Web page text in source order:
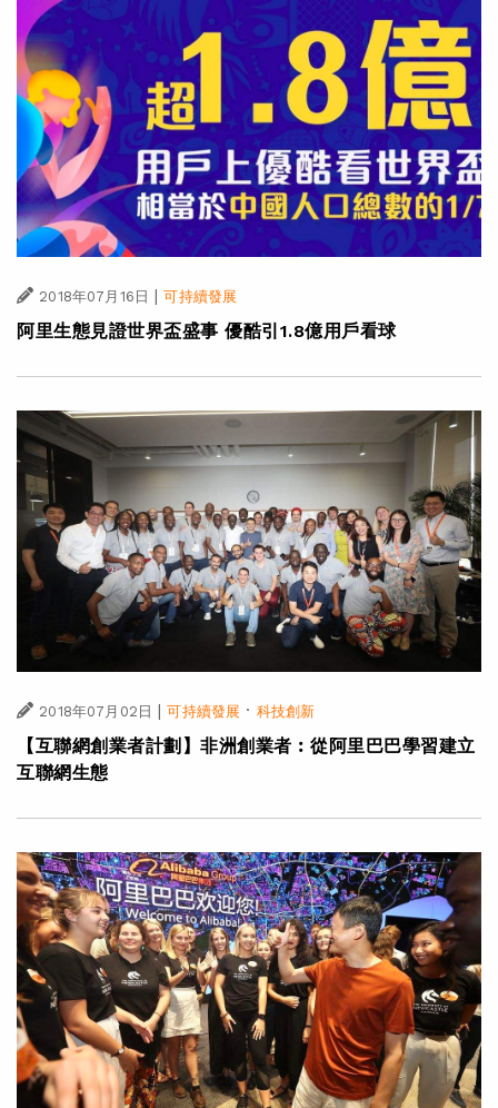
2018年07月16日 | 可持續發展
阿里生態見證世界盃盛事 優酷引1.8億用戶看球
2018年07月02日 可持續發展 · 科技創新
【互聯網創業者計劃】非洲創業者︰從阿里巴巴學習建立
互聯網生態